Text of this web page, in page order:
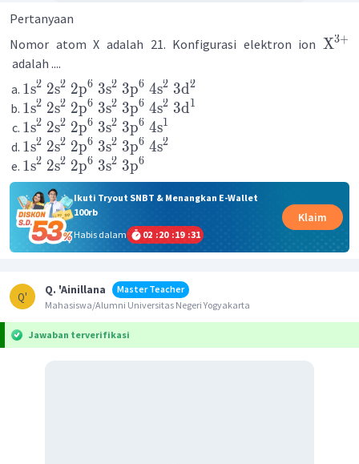
Pertanyaan
Nomor atom X adalah 21. Konfigurasi elektron ion X3+
adalah ....
1s2 2s2 2p6 3s2 3p6 4s2 3d2
1s2 2s2 2p6 3s2 3p6 4s2 3d1
1s2 2s2 2p6 3s2 3p6 4s1
1s2 2s2 2p6 3s2 3p6 4s2
1s2 2s2 2p6 3s2 3p6
Ikuti Tryout SNBT & Menangkan E-Wallet
100rb
Habis dalam
02 :20 :19 :31
Klaim
Q'
Q. 'Ainillana
Master Teacher
Mahasiswa/Alumni Universitas Negeri Yogyakarta
Jawaban terverifikasi